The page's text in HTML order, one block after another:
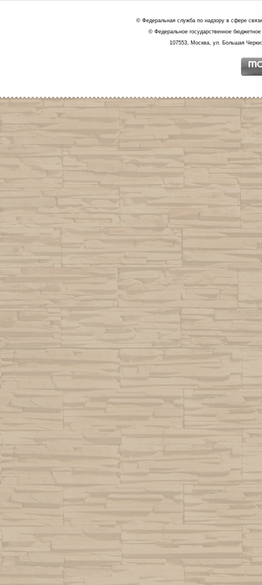
© Федеральная служба по надзору в сфере
© Федеральное государственное
107553, Москва, ул. Большая